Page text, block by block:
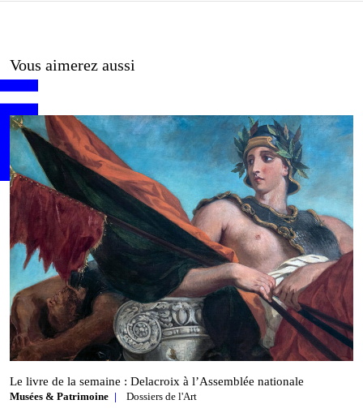
Vous aimerez aussi
Le livre de la semaine : Delacroix à l’Assemblée nationale
Musées & Patrimoine Dossiers de l'Art